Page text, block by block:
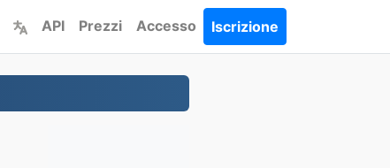
API Prezzi Accesso Iscrizione